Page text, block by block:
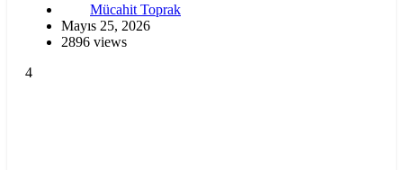
Mücahit Toprak
Mayıs 25, 2026
2896 views
4